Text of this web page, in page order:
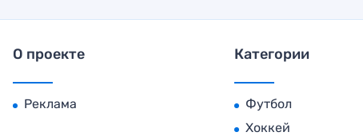
О проекте
Реклама
Категории
Футбол
Хоккей